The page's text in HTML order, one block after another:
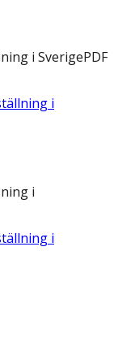
i SverigePDF
i
i
i